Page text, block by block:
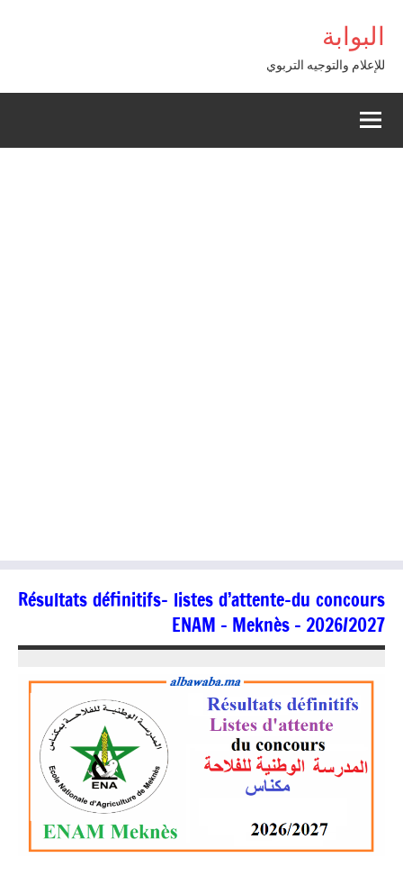
contenu
البوابة
للإعلام والتوجيه التربوي
Résultats définitifs- listes d’attente-du concours
ENAM – Meknès – 2026/2027